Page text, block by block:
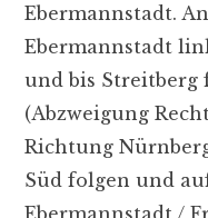
Ebermannstadt.
Ebermannstadt
und bis Streitberg
(Abzweigung
Richtung
Süd folgen und
Ebermannstadt /